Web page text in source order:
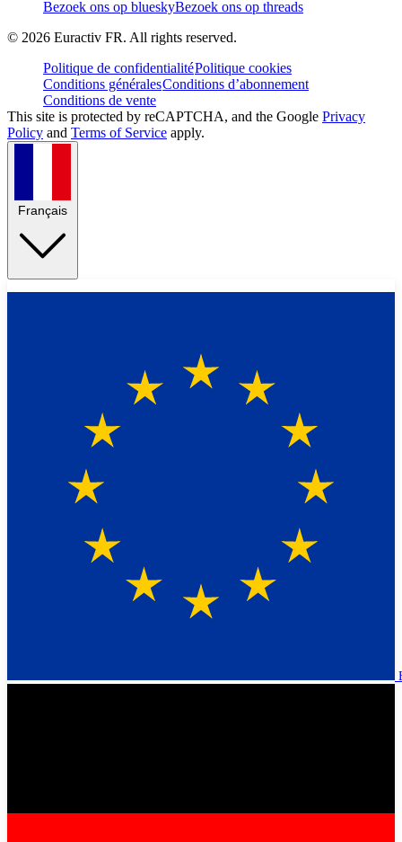
Bezoek ons op blueskyBezoek ons op threads
© 2026 Euractiv FR. All rights reserved.
Politique de confidentialitéPolitique cookies
Conditions généralesConditions d’abonnement
Conditions de vente
This site is protected by reCAPTCHA, and the Google Privacy
Policy and Terms of Service apply.
Français